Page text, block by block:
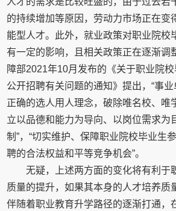
的持续增加等原因，劳动力市场正在变
能型人才。此外，就业政策对职业院校
有一定的影响，且相关政策正在逐渐调
障部2021年10月发布的《关于职业院
公开招聘有关问题的通知》提出，“事
正确的选人用人理念，破除唯名校、唯
立以品德和能力为导向、以岗位需求为
制”，“切实维护、保障职业院校毕业生
聘的合法权益和平等竞争机会”。
无疑，上述两方面的变化将有利于
质量的提升，如果其本身的人才培养质
伴随着职业教育升学路径的逐渐打通，